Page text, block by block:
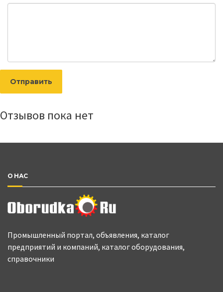
Отправить
Отзывов пока нет
О НАС
Промышленный портал, объявления, каталог
предприятий и компаний, каталог оборудования,
справочники